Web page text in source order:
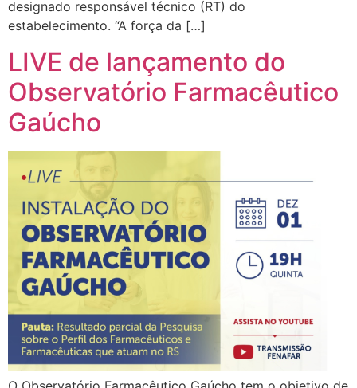
designado responsável técnico (RT) do
estabelecimento. “A força da […]
LIVE de lançamento do
Observatório Farmacêutico
Gaúcho